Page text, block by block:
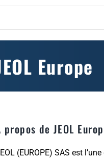
Europe
propos de JEOL
(EUROPE) SAS est l’une